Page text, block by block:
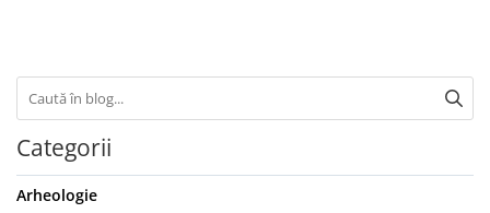
Categorii
Arheologie